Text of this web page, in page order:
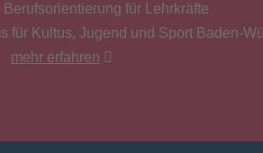
für Lehrkräfte
Kultus, Jugend und Sport Baden-
mehr erfahren